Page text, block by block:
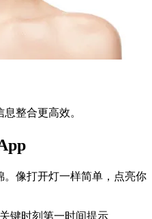
整合更高效。
。像打开灯一样简单，点亮你
键时刻第一时间提示